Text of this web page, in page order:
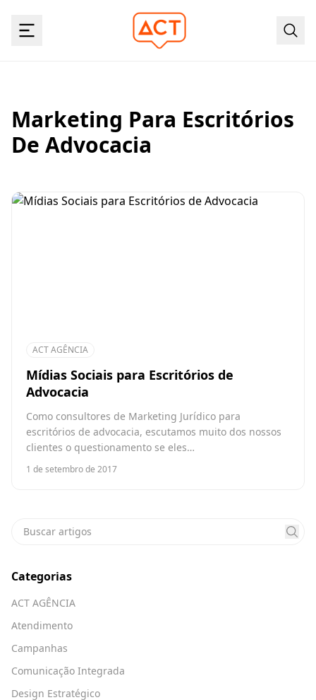
Marketing Para Escritórios
De Advocacia
ACT AGÊNCIA
Mídias Sociais para Escritórios de
Advocacia
Como consultores de Marketing Jurídico para
escritórios de advocacia, escutamos muito dos nossos
clientes o questionamento se eles…
1 de setembro de 2017
Categorias
ACT AGÊNCIA
Atendimento
Campanhas
Comunicação Integrada
Design Estratégico